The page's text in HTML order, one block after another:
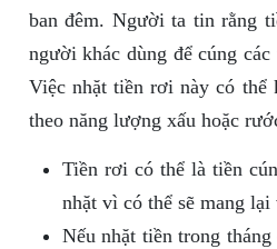
ban đêm. Người ta tin rằng
người khác dùng để cúng
Việc nhặt tiền rơi này có thể
theo năng lượng xấu hoặc
Tiền rơi có thể là tiền
nhặt vì có thể sẽ mang lại
Nếu nhặt tiền trong